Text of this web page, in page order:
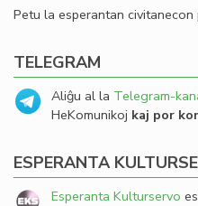
Petu la esperantan civitanecon
TELEGRAM
Aliĝu al la Telegram-
HeKomunikoj kaj por
ESPERANTA
Esperanta Kulturservo